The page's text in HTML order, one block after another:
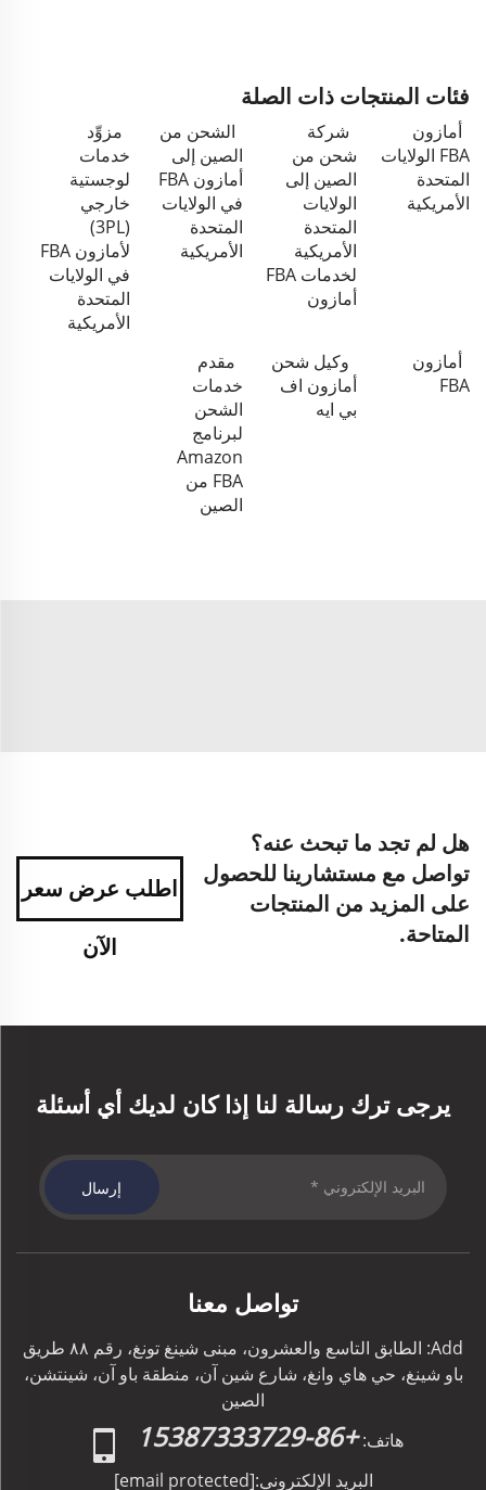
فئات المنتجات ذات الصلة
أمازون
FBA الولايات
المتحدة
الأمريكية
شركة
شحن من
الصين إلى
الولايات
المتحدة
الأمريكية
لخدمات FBA
أمازون
الشحن من
الصين إلى
أمازون FBA
في الولايات
المتحدة
الأمريكية
مزوِّد
خدمات
لوجستية
خارجي
(3PL)
لأمازون FBA
في الولايات
المتحدة
الأمريكية
أمازون
FBA
وكيل شحن
أمازون اف
بي ايه
مقدم
خدمات
الشحن
لبرنامج
Amazon
FBA من
الصين
هل لم تجد ما تبحث عنه؟
تواصل مع مستشارينا للحصول
على المزيد من المنتجات
المتاحة.
اطلب عرض سعر
الآن
يرجى ترك رسالة لنا إذا كان لديك أي أسئلة
إرسال
تواصل معنا
Add: الطابق التاسع والعشرون، مبنى شينغ تونغ، رقم ٨٨ طريق
باو شينغ، حي هاي وانغ، شارع شين آن، منطقة باو آن، شينتشن،
الصين
هاتف: +86-15387333729
البريد الإلكتروني:[email protected]